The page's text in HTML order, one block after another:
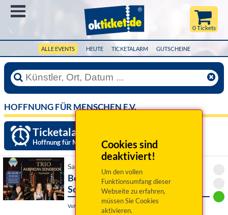
ALLE EVENTS HEUTE TICKETALARM GUTSCHEINE
0 Tickets
Cookies sind
deaktiviert!
Um den vollen
Funktionsumfang dieser
Webseite zu erfahren,
müssen Sie Cookies
aktivieren.
HOFFNUNG FÜR MENSCHEN E.V.
Ticketalarm einrichten »
Hoffnung für Menschen e.V.
Sa 03. Oktober 2026 19:00 Uhr
Benefizkonzert - Trio American
Songbook
Vohenstrauß, Rathaussaal